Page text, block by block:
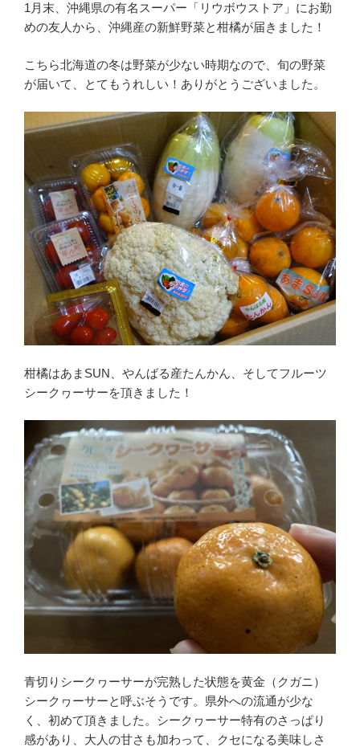
1月末、沖縄県の有名スーパー「リウボウストア」にお勤
めの友人から、沖縄産の新鮮野菜と柑橘が届きました！
こちら北海道の冬は野菜が少ない時期なので、旬の野菜
が届いて、とてもうれしい！ありがとうございました。
柑橘はあまSUN、やんばる産たんかん、そしてフルーツ
シークヮーサーを頂きました！
青切りシークヮーサーが完熟した状態を黄金（クガニ）
シークヮーサーと呼ぶそうです。県外への流通が少な
く、初めて頂きました。シークヮーサー特有のさっぱり
感があり、大人の甘さも加わって、クセになる美味しさ